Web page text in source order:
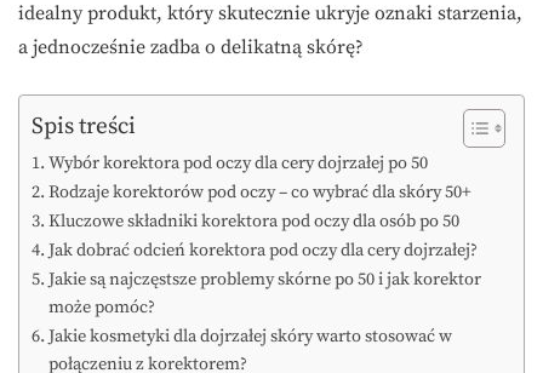
idealny produkt, który skutecznie ukryje oznaki starzenia,
a jednocześnie zadba o delikatną skórę?
Spis treści
Wybór korektora pod oczy dla cery dojrzałej po 50
Rodzaje korektorów pod oczy – co wybrać dla skóry 50+
Kluczowe składniki korektora pod oczy dla osób po 50
Jak dobrać odcień korektora pod oczy dla cery dojrzałej?
Jakie są najczęstsze problemy skórne po 50 i jak korektor
może pomóc?
Jakie kosmetyki dla dojrzałej skóry warto stosować w
połączeniu z korektorem?